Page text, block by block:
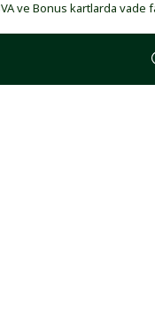
ve Bonus kartlarda vade